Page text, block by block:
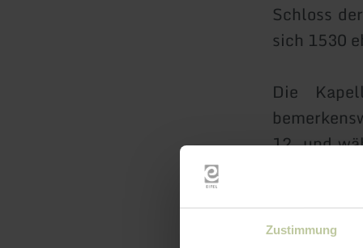
Zustimmung
Schloss
sich 1530
Die
12. und
Jülicher
Bau wurde